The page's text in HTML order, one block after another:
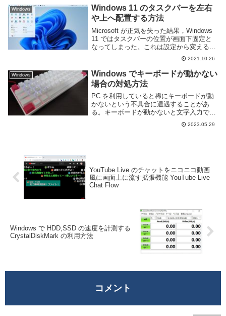
る。しかし、ノートパソコンなどの場...
Windows
Windows 11 のタスクバーを左右
や上へ配置する方法
Microsoft が正気を失った結果，Windows
11 ではタスクバーの位置が画面下固定と
なってしまった。これは設定から変えるこ
ともできない。おまけにアイコンの大きさ
も変えられないため，タスクバーを左右や
上部へ配置して利用していた人々...
2021.10.26
Windows
Windows でキーボードが動かない
場合の対処方法
PC を利用していると稀にキーボードが動
かないという不具合に遭遇することがあ
る。キーボードが動かないと文字入力でき
ないだけでなく、ゲームを遊ぶことも難し
い。Windows でキーボードが動かない原
2023.05.29
YouTube Live のチャットをニコニコ動画
風に画面上に流す拡張機能 YouTube Live
Chat Flow
Windows で HDD,SSD の速度を計測する
CrystalDiskMark の利用方法
コメント